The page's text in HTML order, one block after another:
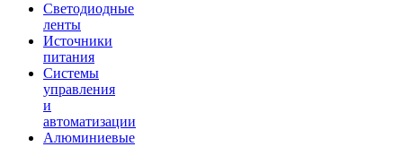
Светодиодные
ленты
Источники
питания
Системы
управления
и
автоматизации
Алюминиевые